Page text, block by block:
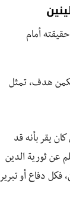
أمام
يكمن هدف، تمثل
يقر بأنه قد
عن ثورية الدين
فكل دفاع أو تبرير